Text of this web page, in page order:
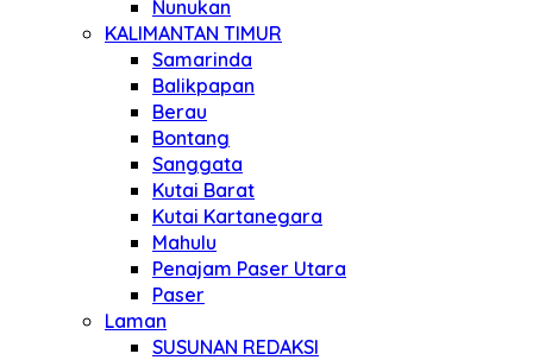
Nunukan
KALIMANTAN TIMUR
Samarinda
Balikpapan
Berau
Bontang
Sanggata
Kutai Barat
Kutai Kartanegara
Mahulu
Penajam Paser Utara
Paser
Laman
SUSUNAN REDAKSI